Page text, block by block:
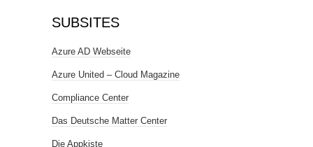
SUBSITES
Azure AD Webseite
Azure United – Cloud Magazine
Compliance Center
Das Deutsche Matter Center
Die Appkiste